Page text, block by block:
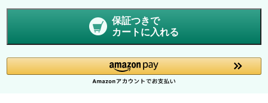
保証つきで
カートに入れる